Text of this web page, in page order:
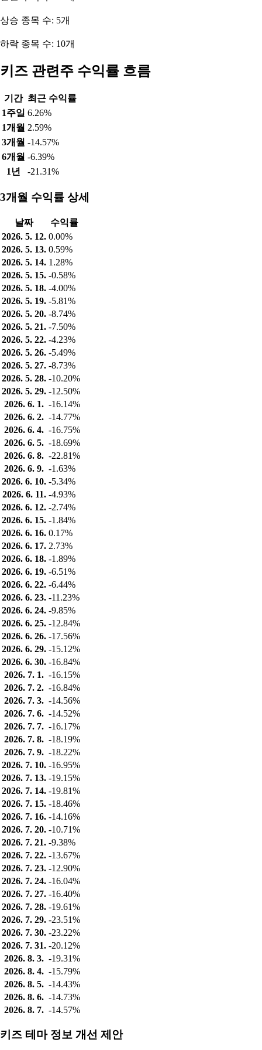
상승 종목 수: 5개
하락 종목 수: 10개
키즈 관련주 수익률 흐름
기간 최근 수익률
1주일 6.26%
1개월 2.59%
3개월 -14.57%
6개월 -6.39%
1년
-21.31%
3개월 수익률 상세
날짜
수익률
2026. 5. 12. 0.00%
2026. 5. 13. 0.59%
2026. 5. 14. 1.28%
2026. 5. 15. -0.58%
2026. 5. 18. -4.00%
2026. 5. 19. -5.81%
2026. 5. 20. -8.74%
2026. 5. 21. -7.50%
2026. 5. 22. -4.23%
2026. 5. 26. -5.49%
2026. 5. 27. -8.73%
2026. 5. 28. -10.20%
2026. 5. 29. -12.50%
2026. 6. 1. -16.14%
2026. 6. 2. -14.77%
2026. 6. 4. -16.75%
2026. 6. 5. -18.69%
2026. 6. 8. -22.81%
2026. 6. 9. -1.63%
2026. 6. 10. -5.34%
2026. 6. 11. -4.93%
2026. 6. 12. -2.74%
2026. 6. 15. -1.84%
2026. 6. 16. 0.17%
2026. 6. 17. 2.73%
2026. 6. 18. -1.89%
2026. 6. 19. -6.51%
2026. 6. 22. -6.44%
2026. 6. 23. -11.23%
2026. 6. 24. -9.85%
2026. 6. 25. -12.84%
2026. 6. 26. -17.56%
2026. 6. 29. -15.12%
2026. 6. 30. -16.84%
2026. 7. 1. -16.15%
2026. 7. 2. -16.84%
2026. 7. 3. -14.56%
2026. 7. 6. -14.52%
2026. 7. 7. -16.17%
2026. 7. 8. -18.19%
2026. 7. 9. -18.22%
2026. 7. 10. -16.95%
2026. 7. 13. -19.15%
2026. 7. 14. -19.81%
2026. 7. 15. -18.46%
2026. 7. 16. -14.16%
2026. 7. 20. -10.71%
2026. 7. 21. -9.38%
2026. 7. 22. -13.67%
2026. 7. 23. -12.90%
2026. 7. 24. -16.04%
2026. 7. 27. -16.40%
2026. 7. 28. -19.61%
2026. 7. 29. -23.51%
2026. 7. 30. -23.22%
2026. 7. 31. -20.12%
2026. 8. 3. -19.31%
2026. 8. 4. -15.79%
2026. 8. 5. -14.43%
2026. 8. 6. -14.73%
2026. 8. 7. -14.57%
키즈 테마 정보 개선 제안